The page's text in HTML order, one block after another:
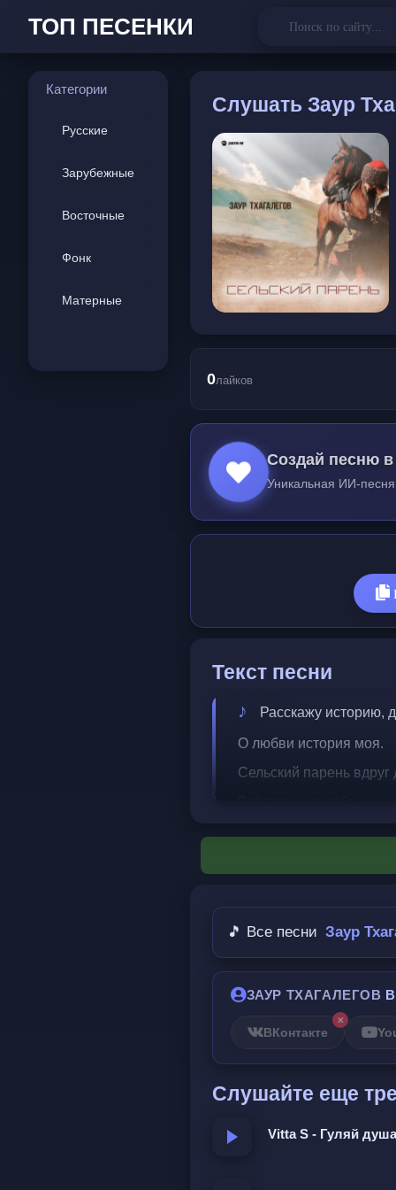
ТОП ПЕСЕНКИ
Категории
Русские
Зарубежные
Восточные
Фонк
Матерные
Слушать Заур
0лайков
Создай песню в
Уникальная ИИ-
Текст песни
Расскажу историю,
О любви история моя.
Сельский парень вдруг
А ты беги, беги,
И ты роднее всех на
Обычный сельский
Как же быть и как же ей
🎵 Все песни Заур
ЗАУР ТХАГАЛЕГОВ
ВКонтакте
✕
Слушайте еще
Vitta S - Гуляй душа